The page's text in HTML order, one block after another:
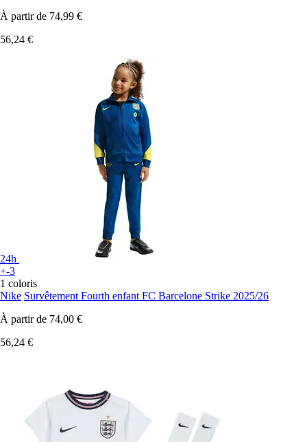
À partir de 74,99 €
56,24 €
24h
+-3
1 coloris
Nike Survêtement Fourth enfant FC Barcelone Strike 2025/26
À partir de 74,00 €
56,24 €